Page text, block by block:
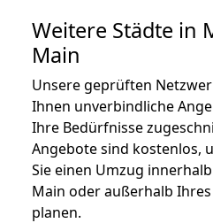
Weitere Städte in
Main
Unsere geprüften
Ihnen unverbindliche
Ihre Bedürfnisse
Angebote sind kostenlos,
Sie einen Umzug
Main oder außerhalb
planen.